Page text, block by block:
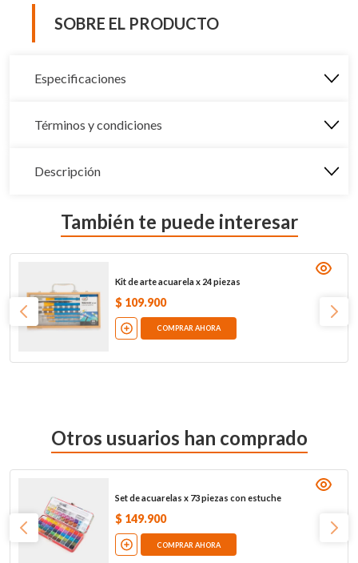
SOBRE EL PRODUCTO
Especificaciones
Términos y condiciones
Descripción
También te puede interesar
Kit de arte acuarela x 24 piezas
$ 109.900
COMPRAR AHORA
Otros usuarios han comprado
Set de acuarelas x 73 piezas con estuche
$ 149.900
COMPRAR AHORA